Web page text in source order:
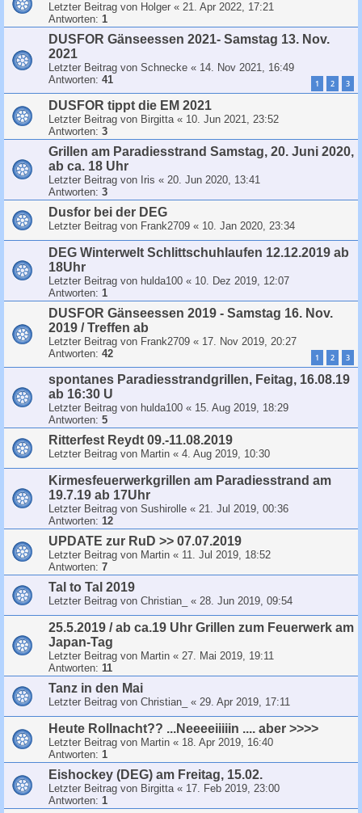
Letzter Beitrag von Holger « 21. Apr 2022, 17:21
Antworten: 1
DUSFOR Gänseessen 2021- Samstag 13. Nov.
2021
Letzter Beitrag von Schnecke « 14. Nov 2021, 16:49
Antworten: 41 1 2 3
DUSFOR tippt die EM 2021
Letzter Beitrag von Birgitta« 10. Jun 2021, 23:52
Antworten: 3
Grillen am Paradiesstrand Samstag, 20. Juni 2020,
ab ca. 18 Uhr
Letzter Beitrag von Iris « 20. Jun 2020, 13:41
Antworten: 3
Dusfor bei der DEG
Letzter Beitrag von Frank2709 « 10. Jan 2020, 23:34
DEG Winterwelt Schlittschuhlaufen 12.12.2019 ab
18Uhr
Letzter Beitrag von hulda100 « 10. Dez 2019, 12:07
Antworten: 1
DUSFOR Gänseessen 2019 - Samstag 16. Nov.
2019 / Treffen ab
Letzter Beitrag von Frank2709 « 17. Nov 2019, 20:27
Antworten: 42 1 2 3
spontanes Paradiesstrandgrillen, Feitag, 16.08.19
ab 16:30 U
Letzter Beitrag von hulda100 « 15. Aug 2019, 18:29
Antworten: 5
Ritterfest Reydt 09.-11.08.2019
Letzter Beitrag von Martin « 4. Aug 2019, 10:30
Kirmesfeuerwerkgrillen am Paradiesstrand am
19.7.19 ab 17Uhr
Letzter Beitrag von Sushirolle « 21. Jul 2019, 00:36
Antworten: 12
UPDATE zur RuD >> 07.07.2019
Letzter Beitrag von Martin « 11. Jul 2019, 18:52
Antworten: 7
Tal to Tal 2019
Letzter Beitrag von Christian_ « 28. Jun 2019, 09:54
25.5.2019 / ab ca.19 Uhr Grillen zum Feuerwerk am
Japan-Tag
Letzter Beitrag von Martin « 27. Mai 2019, 19:11
Antworten: 11
Tanz in den Mai
Letzter Beitrag von Christian_ « 29. Apr 2019, 17:11
Heute Rollnacht?? ...Neeeeiiiiin .... aber >>>>
Letzter Beitrag von Martin « 18. Apr 2019, 16:40
Antworten: 1
Eishockey (DEG) am Freitag, 15.02.
Letzter Beitrag von Birgitta« 17. Feb 2019, 23:00
Antworten: 1